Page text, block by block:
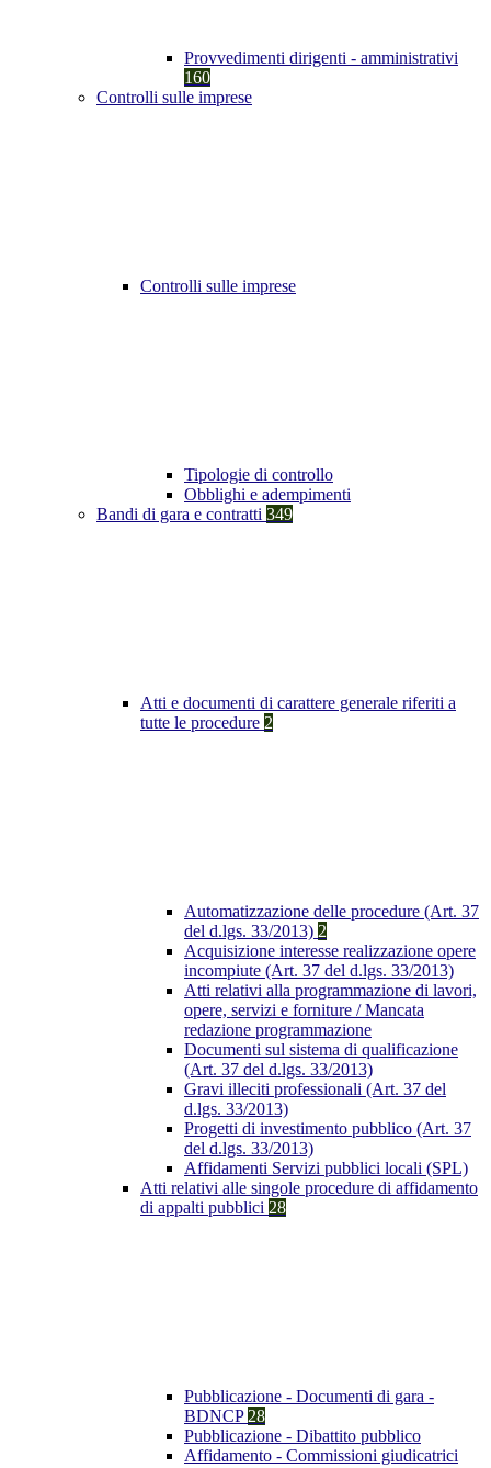
Provvedimenti dirigenti - amministrativi
160
Controlli sulle imprese
Controlli sulle imprese
Tipologie di controllo
Obblighi e adempimenti
Bandi di gara e contratti 349
Atti e documenti di carattere generale riferiti a
tutte le procedure 2
Automatizzazione delle procedure (Art. 37
del d.lgs. 33/2013) 2
Acquisizione interesse realizzazione opere
incompiute (Art. 37 del d.lgs. 33/2013)
Atti relativi alla programmazione di lavori,
opere, servizi e forniture / Mancata
redazione programmazione
Documenti sul sistema di qualificazione
(Art. 37 del d.lgs. 33/2013)
Gravi illeciti professionali (Art. 37 del
d.lgs. 33/2013)
Progetti di investimento pubblico (Art. 37
del d.lgs. 33/2013)
Affidamenti Servizi pubblici locali (SPL)
Atti relativi alle singole procedure di affidamento
di appalti pubblici 28
Pubblicazione - Documenti di gara -
BDNCP 28
Pubblicazione - Dibattito pubblico
Affidamento - Commissioni giudicatrici